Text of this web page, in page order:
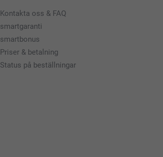
Kontakta oss & FAQ
smartgaranti
smartbonus
Priser & betalning
Status på beställningar